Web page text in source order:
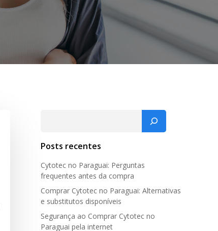
Posts recentes
Cytotec no Paraguai: Perguntas
frequentes antes da compra
Comprar Cytotec no Paraguai: Alternativas
e substitutos disponíveis
Segurança ao Comprar Cytotec no
Paraguai pela internet